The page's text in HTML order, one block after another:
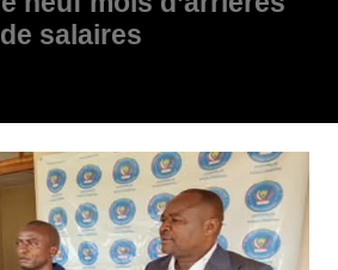
de salaires